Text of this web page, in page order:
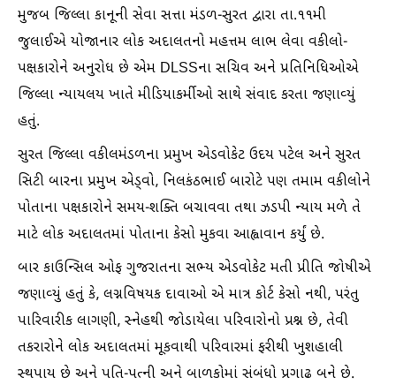
મુજબ જિલ્લા કાનૂની સેવા સત્તા મંડળ-સુરત દ્વારા તા.૧૧મી
જુલાઈએ યોજાનાર લોક અદાલતનો મહત્તમ લાભ લેવા વકીલો-
પક્ષકારોને અનુરોધ છે એમ DLSSના સચિવ અને પ્રતિનિધિઓએ
જિલ્લા ન્યાયલય ખાતે મીડિયાકર્મીઓ સાથે સંવાદ કરતા જણાવ્યું
હતું.
સુરત જિલ્લા વકીલમંડળના પ્રમુખ એડવોકેટ ઉદય પટેલ અને સુરત
સિટી બારના પ્રમુખ એડ્વો, નિલકંઠભાઈ બારોટે પણ તમામ વકીલોને
પોતાના પક્ષકારોને સમય-શક્તિ બચાવવા તથા ઝડપી ન્યાય મળે તે
માટે લોક અદાલતમાં પોતાના કેસો મુકવા આહ્વાવાન કર્યું છે.
બાર કાઉન્સિલ ઓફ ગુજરાતના સભ્ય એડવોકેટ મતી પ્રીતિ જોષીએ
જણાવ્યું હતું કે, લગ્નવિષયક દાવાઓ એ માત્ર કોર્ટ કેસો નથી, પરંતુ
પારિવારીક લાગણી, સ્નેહથી જોડાયેલા પરિવારોનો પ્રશ્ન છે, તેવી
તકરારોને લોક અદાલતમાં મૂકવાથી પરિવારમાં ફરીથી ખુશહાલી
સ્થપાય છે અને પતિ-પત્ની અને બાળકોમાં સંબંધો પ્રગાઢ બને છે.